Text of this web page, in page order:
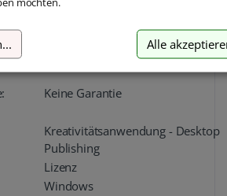
Adobe Acrobat Pro 2020 - Lizenz
Benutzer - Download - ESD - Win
Keine Garantie
Kreativitätsanwendung - Desktop
Publishing
Lizenz
Windows
... Alle